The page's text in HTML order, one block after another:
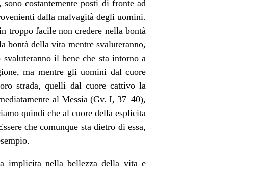
costantemente posti di fronte ad
dalla malvagità degli uomini.
facile non credere nella bontà
bontà della vita mentre svaluteranno,
il bene che sta intorno a
ma mentre gli uomini dal cuore
strada, quelli dal cuore cattivo la
al Messia (Gv. I, 37–40),
quindi che al cuore della esplicita
che comunque sta dietro di essa,
implicita nella bellezza della vita e